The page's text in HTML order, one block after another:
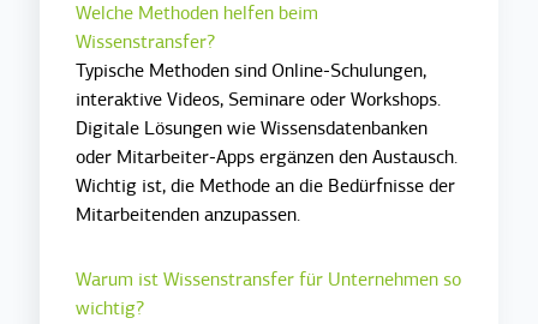
Welche Methoden helfen beim
Wissenstransfer?
Typische Methoden sind Online-Schulungen,
interaktive Videos, Seminare oder Workshops.
Digitale Lösungen wie Wissensdatenbanken
oder Mitarbeiter-Apps ergänzen den Austausch.
Wichtig ist, die Methode an die Bedürfnisse der
Mitarbeitenden anzupassen.
Warum ist Wissenstransfer für Unternehmen so
wichtig?